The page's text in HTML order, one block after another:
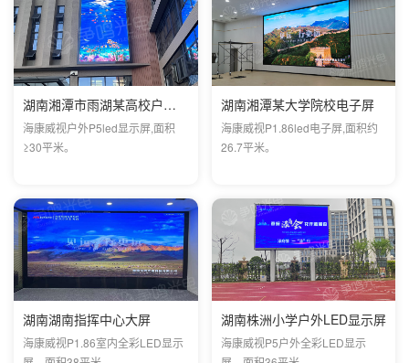
湖南湘潭市雨湖某高校户外P5全彩显示屏
海康威视户外P5led显示屏,面积
≥30平米。
湖南湘潭某大学院校电子屏
海康威视P1.86led电子屏,面积约
26.7平米。
湖南湖南指挥中心大屏
海康威视P1.86室内全彩LED显示
湖南株洲小学户外LED显示屏
海康威视P5户外全彩LED显示